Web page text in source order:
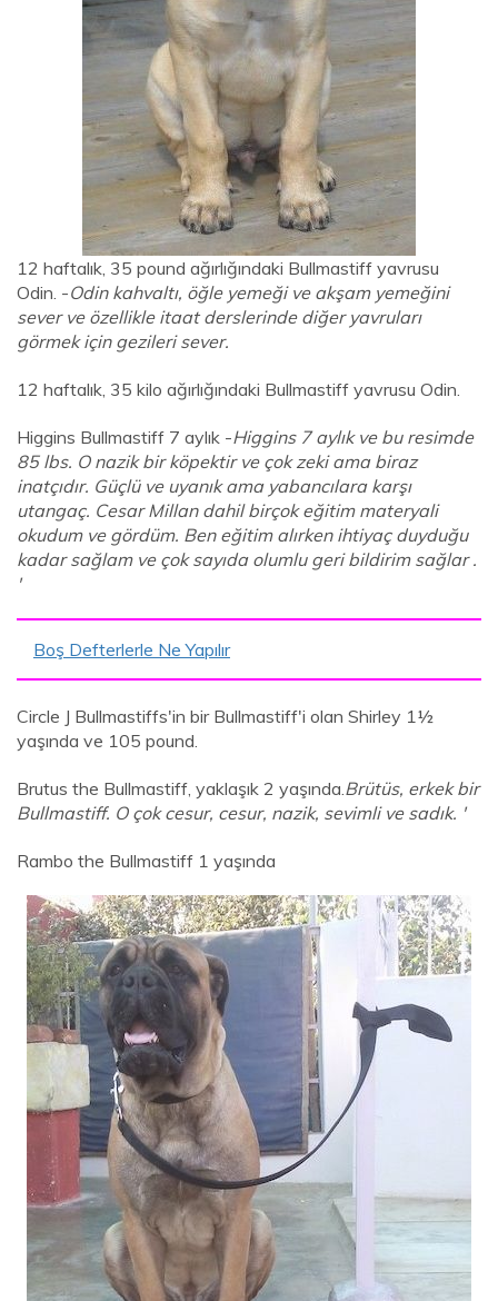
12 haftalık, 35 pound ağırlığındaki Bullmastiff yavrusu
Odin. -Odin kahvaltı, öğle yemeği ve akşam yemeğini
sever ve özellikle itaat derslerinde diğer yavruları
görmek için gezileri sever.
12 haftalık, 35 kilo ağırlığındaki Bullmastiff yavrusu Odin.
Higgins Bullmastiff 7 aylık -Higgins 7 aylık ve bu resimde
85 lbs. O nazik bir köpektir ve çok zeki ama biraz
inatçıdır. Güçlü ve uyanık ama yabancılara karşı
utangaç. Cesar Millan dahil birçok eğitim materyali
okudum ve gördüm. Ben eğitim alırken ihtiyaç duyduğu
kadar sağlam ve çok sayıda olumlu geri bildirim sağlar .
'
Boş Defterlerle Ne Yapılır
Circle J Bullmastiffs'in bir Bullmastiff'i olan Shirley 1½
yaşında ve 105 pound.
Brutus the Bullmastiff, yaklaşık 2 yaşında.Brütüs, erkek bir
Bullmastiff. O çok cesur, cesur, nazik, sevimli ve sadık. '
Rambo the Bullmastiff 1 yaşında